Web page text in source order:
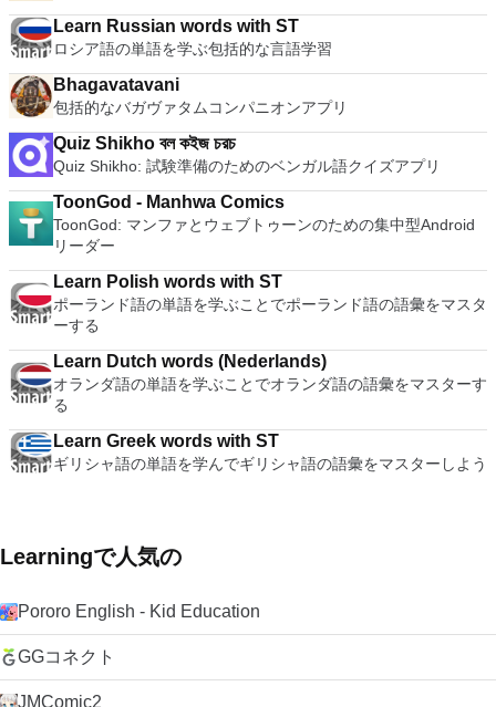
Learn Russian words with ST
ロシア語の単語を学ぶ包括的な言語学習
Bhagavatavani
包括的なバガヴァタムコンパニオンアプリ
Quiz Shikho বল কইজ চরচ
Quiz Shikho: 試験準備のためのベンガル語クイズアプリ
ToonGod - Manhwa Comics
ToonGod: マンファとウェブトゥーンのための集中型Android
リーダー
Learn Polish words with ST
ポーランド語の単語を学ぶことでポーランド語の語彙をマスタ
ーする
Learn Dutch words (Nederlands)
オランダ語の単語を学ぶことでオランダ語の語彙をマスターす
る
Learn Greek words with ST
ギリシャ語の単語を学んでギリシャ語の語彙をマスターしよう
Learningで人気の
Pororo English - Kid Education
GGコネクト
JMComic2